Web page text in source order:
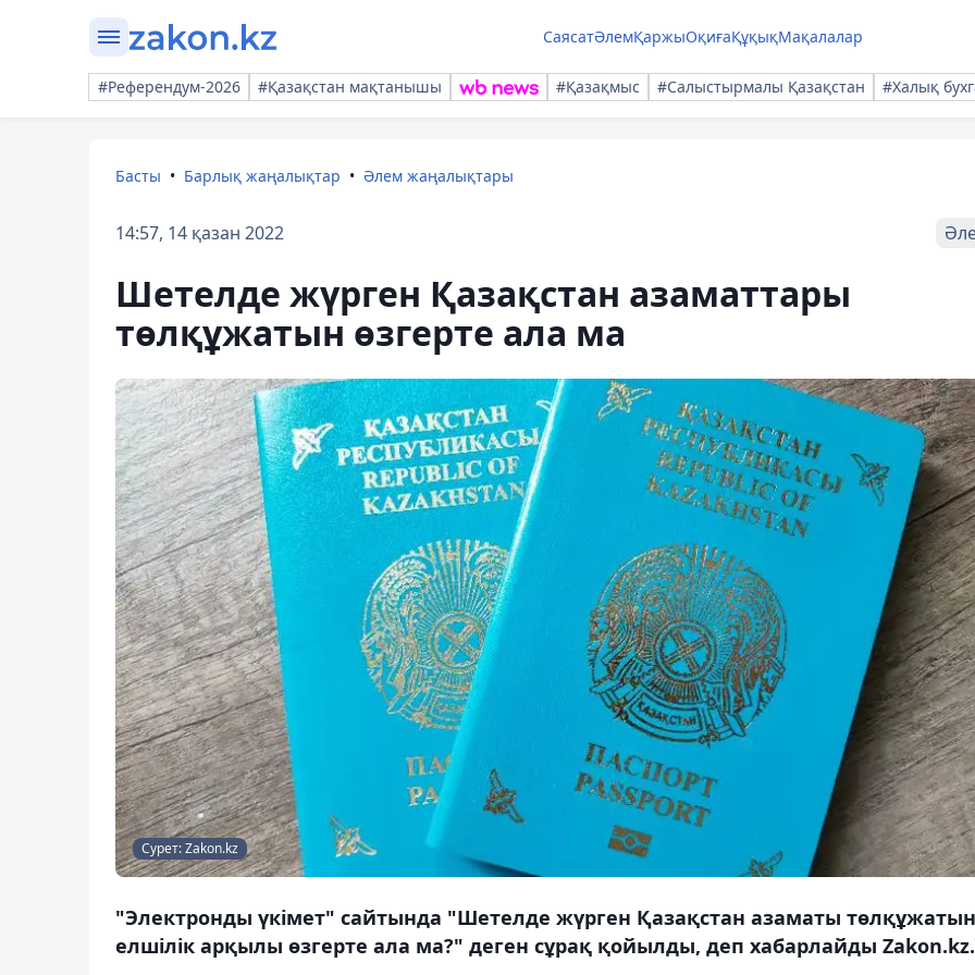
СаясатӘлемҚаржыОқиғаҚұқықМақалалар
#Референдум-2026 #Қазақстан мақтанышы #Қазақмыс #Салыстырмалы Қазақстан #Халық
Басты Барлық жаңалықтар Әлем жаңалықтары
14:57, 14 қазан 2022
Шетелде жүрген Қазақстан азаматтары
төлқұжатын өзгерте ала ма
Сурет: Zakon.kz
"Электронды үкімет" сайтында "Шетелде жүрген Қазақстан азаматы төлқұжатын
елшілік арқылы өзгерте ала ма?" деген сұрақ қойылды, деп хабарлайды Zakon.kz.